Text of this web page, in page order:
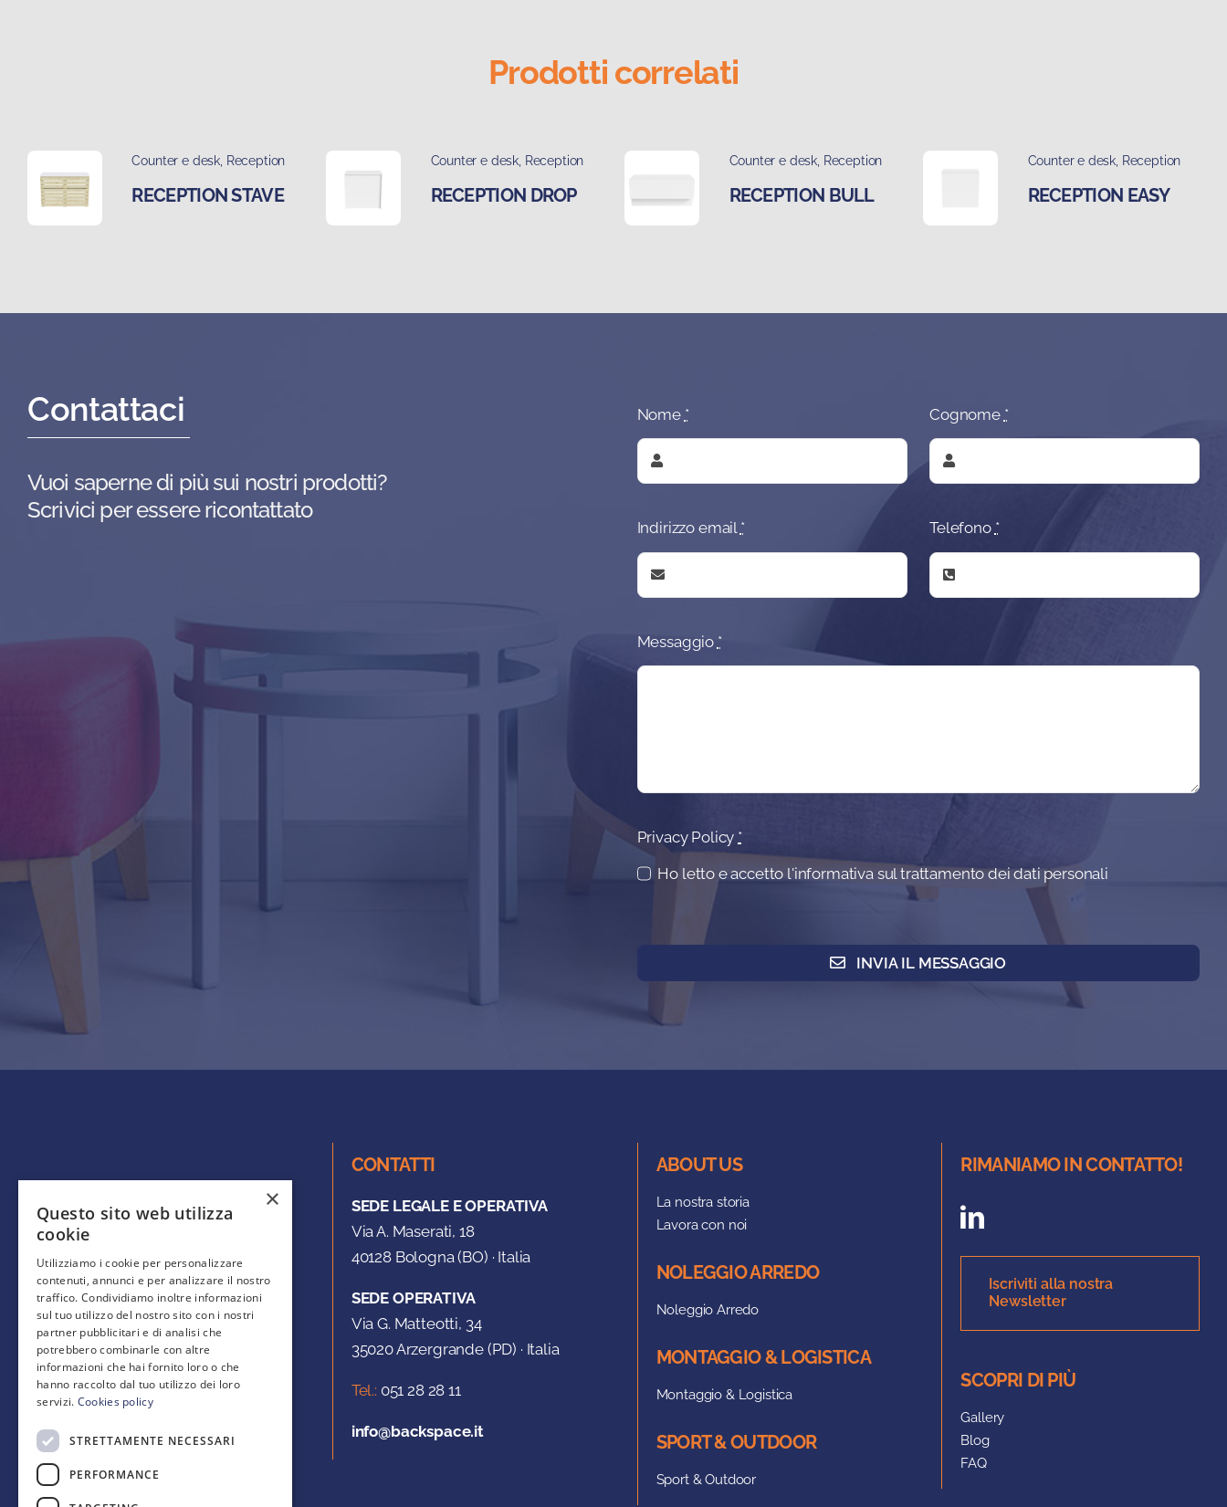
Prodotti correlati
Counter e desk, Reception
RECEPTION STAVE
Counter e desk, Reception
RECEPTION DROP
Counter e desk, Reception
RECEPTION BULL
Counter e desk, Reception
RECEPTION EASY
Contattaci
Vuoi saperne di più sui nostri prodotti?
Scrivici per essere ricontattato
Nome * Cognome *
Indirizzo email * Telefono *
Messaggio *
Privacy Policy *
Ho letto e accetto l'informativa sul trattamento dei dati personali
INVIA IL MESSAGGIO
CONTATTI
SEDE LEGALE E OPERATIVA
Via A. Maserati, 18
40128 Bologna (BO) · Italia
SEDE OPERATIVA
Via G. Matteotti, 34
35020 Arzergrande (PD) · Italia
Tel.: 051 28 28 11
info@backspace.it
ABOUT US
La nostra storia
Lavora con noi
NOLEGGIO ARREDO
Noleggio Arredo
MONTAGGIO & LOGISTICA
Montaggio & Logistica
SPORT & OUTDOOR
Sport & Outdoor
RIMANIAMO IN CONTATTO!
Iscriviti alla nostra
Newsletter
SCOPRI DI PIÙ
Gallery
Blog
FAQ
×
Questo sito web utilizza
cookie
Utilizziamo i cookie per personalizzare
contenuti, annunci e per analizzare il nostro
traffico. Condividiamo inoltre informazioni
sul tuo utilizzo del nostro sito con i nostri
partner pubblicitari e di analisi che
potrebbero combinarle con altre
informazioni che hai fornito loro o che
hanno raccolto dal tuo utilizzo dei loro
servizi. Cookies policy
STRETTAMENTE NECESSARI
PERFORMANCE